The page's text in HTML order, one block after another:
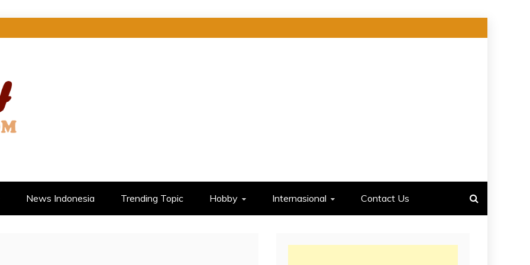
News Indonesia Trending Topic Hobby Internasional Contact Us